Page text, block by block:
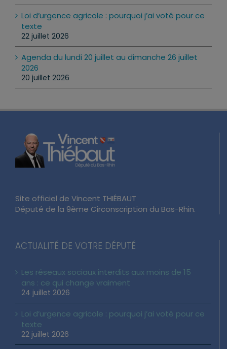
Loi d’urgence agricole : pourquoi j’ai voté pour ce
texte
22 juillet 2026
Agenda du lundi 20 juillet au dimanche 26 juillet
2026
20 juillet 2026
Site officiel de Vincent THIÉBAUT
Député de la 9ème Circonscription du Bas-Rhin.
ACTUALITÉ DE VOTRE DÉPUTÉ
Les réseaux sociaux interdits aux moins de 15
ans : ce qui change vraiment
24 juillet 2026
Loi d’urgence agricole : pourquoi j’ai voté pour ce
texte
22 juillet 2026